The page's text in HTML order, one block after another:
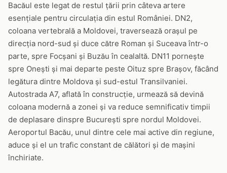
Bacăul este legat de restul țării prin câteva artere
esențiale pentru circulația din estul României. DN2,
coloana vertebrală a Moldovei, traversează orașul pe
direcția nord-sud și duce către Roman și Suceava într-o
parte, spre Focșani și Buzău în cealaltă. DN11 pornește
spre Onești și mai departe peste Oituz spre Brașov, făcând
legătura dintre Moldova și sud-estul Transilvaniei.
Autostrada A7, aflată în construcție, urmează să devină
coloana modernă a zonei și va reduce semnificativ timpii
de deplasare dinspre București spre nordul Moldovei.
Aeroportul Bacău, unul dintre cele mai active din regiune,
aduce și el un trafic constant de călători și de mașini
închiriate.